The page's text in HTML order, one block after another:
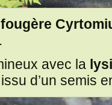
fougère
avec la
issu d’un semis